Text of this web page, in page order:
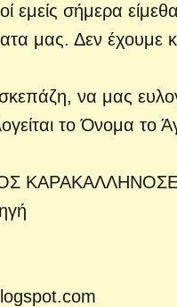
εμείς σήμερα
μας. Δεν έχουμε
να μας
το Όνομα το